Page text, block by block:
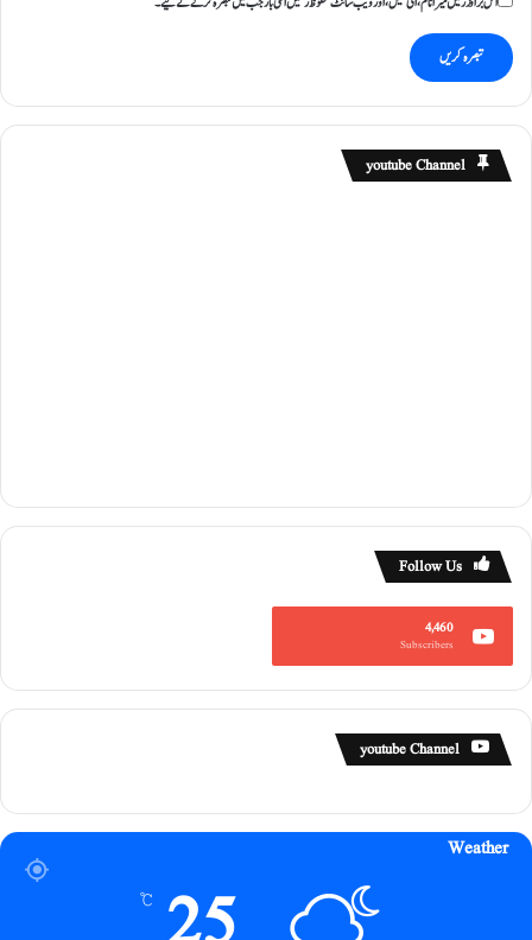
youtube Channel
Follow Us
4,460
Subscribers
youtube Channel
Weather
℃